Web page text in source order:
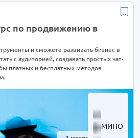
МИПО
по продвижению в
и сможете развивать бизнес в
с аудиторией, создавать простых чат-
платных и бесплатных методов